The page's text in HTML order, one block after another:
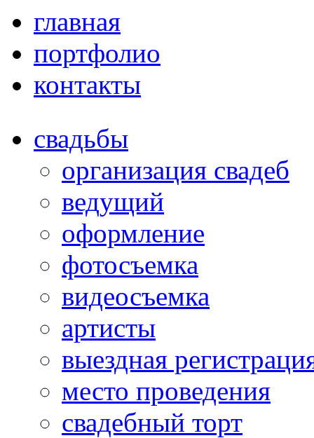
главная
портфолио
контакты
свадьбы
организация свадеб
ведущий
оформление
фотосъемка
видеосъемка
артисты
выездная
место проведения
свадебный торт